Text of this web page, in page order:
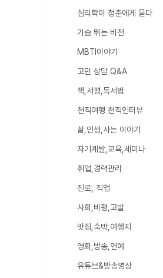
심리학이 청춘에게 묻다
가슴 뛰는 비전
MBTI이야기
고민 상담 Q&A
책,서평,독서법
천직여행 천직인터뷰
삶,인생,사는 이야기
자기계발,교육,세미나
취업,경력관리
진로, 직업
사회,비평,고발
맛집,숙박,여행지
영화,방송,연예
유튜브&방송영상